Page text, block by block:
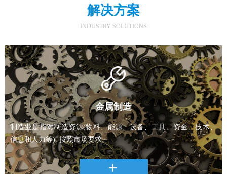
解决方案
INDUSTRY SOLUTIONS
制造业是指对制造资源(物料、能源、设备、工具、资金、技术、
信息和人力等), 按照市场要求。
金属制造
ꄶ